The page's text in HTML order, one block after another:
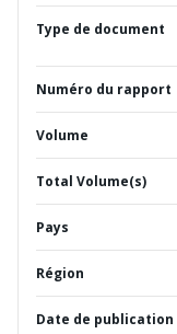
Type de document
Numéro du rapport
Volume
Total Volume(s)
Pays
Région
Date de publication